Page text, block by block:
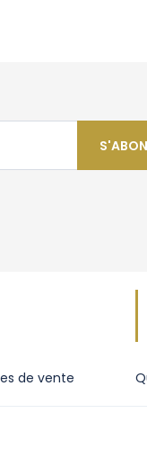
de vente